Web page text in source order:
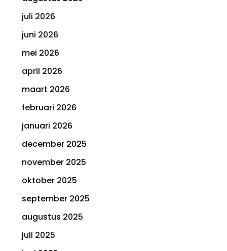
juli 2026
juni 2026
mei 2026
april 2026
maart 2026
februari 2026
januari 2026
december 2025
november 2025
oktober 2025
september 2025
augustus 2025
juli 2025